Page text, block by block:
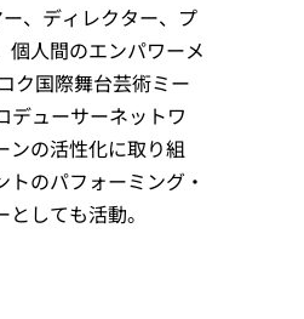
、ディレクター、プ
個人間のエンパワーメ
ク国際舞台芸術ミー
デューサーネットワ
ンの活性化に取り組
のパフォーミング・
しても活動。